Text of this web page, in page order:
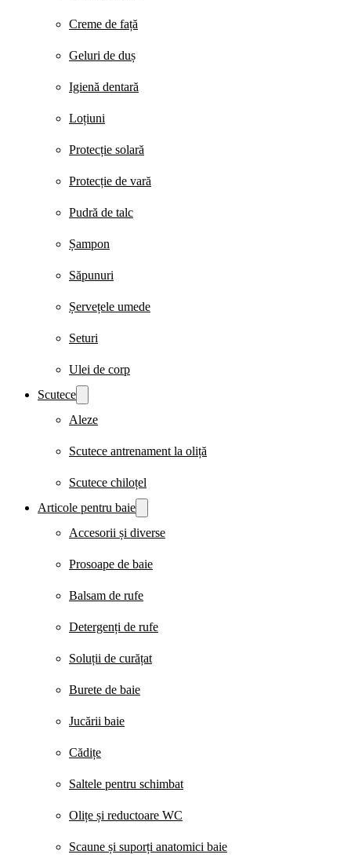
Creme de față
Geluri de duș
Igienă dentară
Loțiuni
Protecție solară
Protecție de vară
Pudră de talc
Șampon
Săpunuri
Șervețele umede
Seturi
Ulei de corp
Scutece
Aleze
Scutece antrenament la oliță
Scutece chiloțel
Articole pentru baie
Accesorii și diverse
Prosoape de baie
Balsam de rufe
Detergenți de rufe
Soluții de curățat
Burete de baie
Jucării baie
Cădițe
Saltele pentru schimbat
Olițe și reductoare WC
Scaune și suporți anatomici baie